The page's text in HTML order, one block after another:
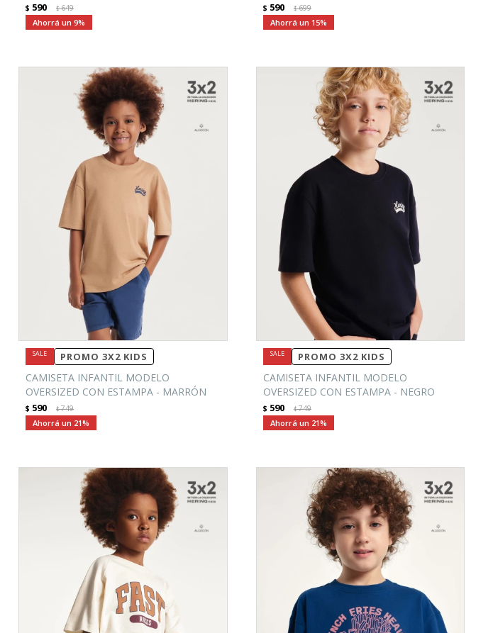
$ 590 $649
9
$ 590 $699
15
PROMO 3X2 KIDS
CAMISETA INFANTIL MODELO
OVERSIZED CON ESTAMPA - MARRÓN
$ 590 $749
21
PROMO 3X2 KIDS
CAMISETA INFANTIL MODELO
OVERSIZED CON ESTAMPA - NEGRO
$ 590 $749
21